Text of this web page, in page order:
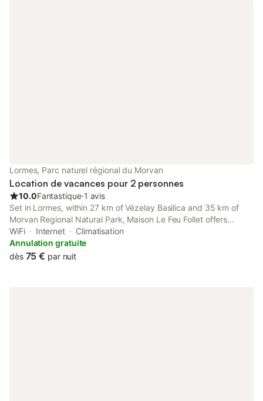
Lormes, Parc naturel régional du Morvan
Location de vacances pour 2 personnes
10.0Fantastique⋅1 avis
Set in Lormes, within 27 km of Vézelay Basilica and 35 km of
Morvan Regional Natural Park, Maison Le Feu Follet offers
accommodation with a garden as well as free private parking
for guests who drive.
WiFi Internet
Climatisation
Annulation gratuite
dès 75 € par nuit